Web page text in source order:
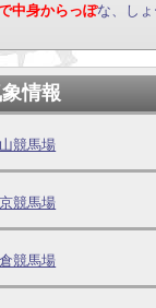
中身からっぽな、し
情報
競馬場
競馬場
競馬場